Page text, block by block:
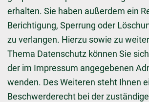
erhalten. Sie haben außerdem ein
Berichtigung, Sperrung oder
zu verlangen. Hierzu sowie zu
Thema Datenschutz können Sie
der im Impressum angegebenen
wenden. Des Weiteren steht Ihnen
Beschwerderecht bei der